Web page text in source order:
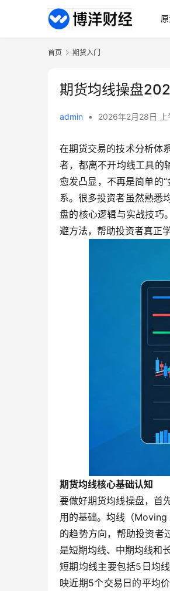
首页 期货入门
期货均线操盘
admin • 2026年2月28日 上
在期货交易的技术分析体
者，都离不开均线工具的
愈发凸显，不再是简单的
系。很多投资者虽然熟悉
盘的核心逻辑与实战技巧
避方法，帮助投资者真正
期货均线核心基础认知
要做好期货均线操盘，首
用的基础。均线（
的趋势方向，帮助投资者
是短期均线、中期均线和
短期均线主要包括5日均
映近期5个交易日的平均